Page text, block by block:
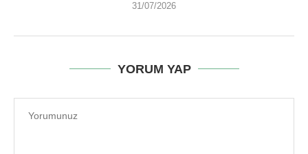
31/07/2026
YORUM YAP